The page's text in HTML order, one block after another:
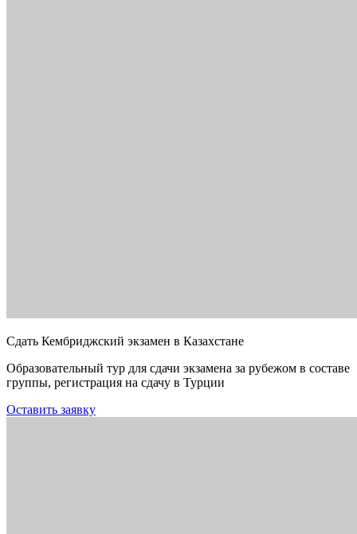
Сдать Кембриджский экзамен в Казахстане
Образовательный тур для сдачи экзамена за рубежом в составе
группы, регистрация на сдачу в Турции
Оставить заявку